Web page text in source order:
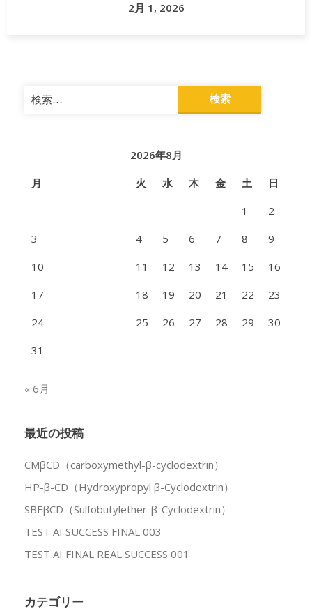
2月 1, 2026
検
索:
2026年8月
月
火 水 木 金 土
日
1
2
3
4 5 6 7 8
9
10
11 12 13 14 15
16
17
18 19 20 21 22
23
24
25 26 27 28 29
30
31
« 6月
最近の投稿
CMβCD（carboxymethyl-β-cyclodextrin）
HP-β-CD（Hydroxypropyl β-Cyclodextrin）
SBEβCD（Sulfobutylether-β-Cyclodextrin）
TEST AI SUCCESS FINAL 003
TEST AI FINAL REAL SUCCESS 001
カテゴリー